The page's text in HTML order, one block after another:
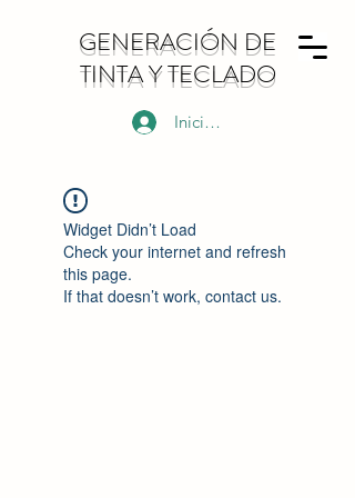
GENERACIÓN DE
TINTA Y TECLADO
Iniciar sesión
Widget Didn’t Load
Check your internet and refresh
this page.
If that doesn’t work, contact us.